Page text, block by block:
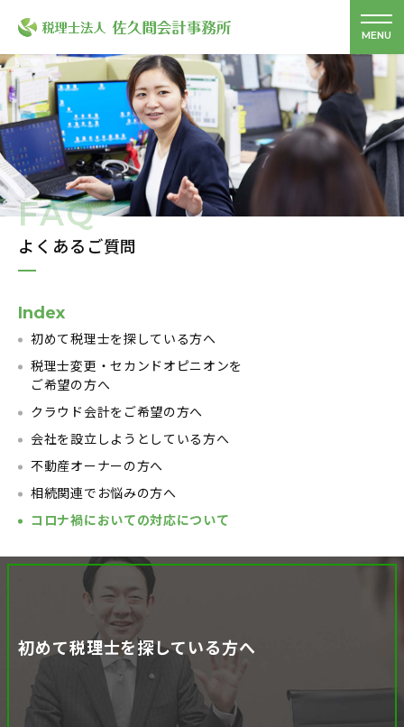
FAQ
よくあるご質問
Index
初めて税理士を探している方へ
税理士変更・セカンドオピニオンを
ご希望の方へ
クラウド会計をご希望の方へ
会社を設立しようとしている方へ
不動産オーナーの方へ
相続関連でお悩みの方へ
コロナ禍においての対応について
初めて税理士を探している方へ